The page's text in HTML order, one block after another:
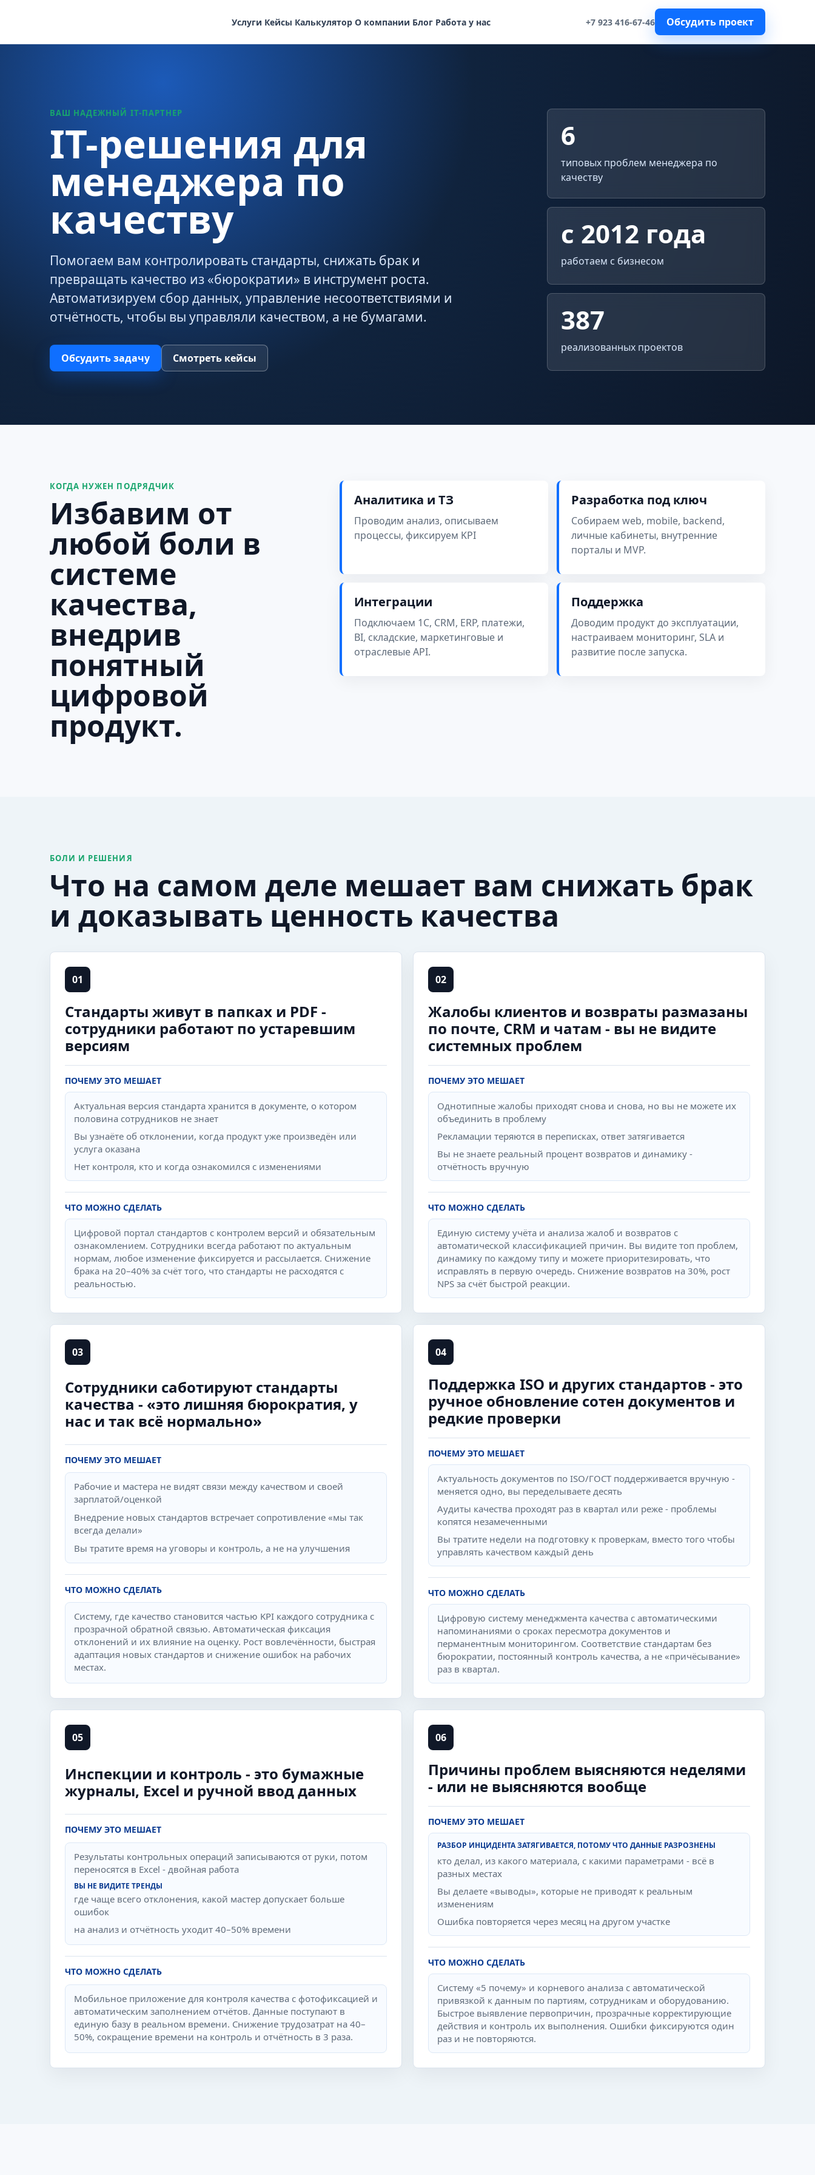
Услуги Кейсы Калькулятор О компании Блог Работа у нас +7 923 416-67-46 Обсудить проект
ВАШ НАДЕЖНЫЙ IT-ПАРТНЕР
IT-решения для
менеджера по
качеству
Помогаем вам контролировать стандарты, снижать брак и
превращать качество из «бюрократии» в инструмент роста.
Автоматизируем сбор данных, управление несоответствиями и
отчётность, чтобы вы управляли качеством, а не бумагами.
Обсудить задачу Смотреть кейсы
6
типовых проблем менеджера по
качеству
с 2012 года
работаем с бизнесом
387
реализованных проектов
КОГДА НУЖЕН ПОДРЯДЧИК
Избавим от
любой боли в
системе
качества,
внедрив
понятный
цифровой
продукт.
Аналитика и ТЗ
Проводим анализ, описываем
процессы, фиксируем KPI
Разработка под ключ
Собираем web, mobile, backend,
личные кабинеты, внутренние
порталы и MVP.
Интеграции
Подключаем 1С, CRM, ERP, платежи,
BI, складские, маркетинговые и
отраслевые API.
Поддержка
Доводим продукт до эксплуатации,
настраиваем мониторинг, SLA и
развитие после запуска.
БОЛИ И РЕШЕНИЯ
Что на самом деле мешает вам снижать брак
и доказывать ценность качества
01
Стандарты живут в папках и PDF -
сотрудники работают по устаревшим
версиям
ПОЧЕМУ ЭТО МЕШАЕТ
Актуальная версия стандарта хранится в документе, о котором
половина сотрудников не знает
Вы узнаёте об отклонении, когда продукт уже произведён или
услуга оказана
Нет контроля, кто и когда ознакомился с изменениями
ЧТО МОЖНО СДЕЛАТЬ
Цифровой портал стандартов с контролем версий и обязательным
ознакомлением. Сотрудники всегда работают по актуальным
нормам, любое изменение фиксируется и рассылается. Снижение
брака на 20–40% за счёт того, что стандарты не расходятся с
реальностью.
02
Жалобы клиентов и возвраты размазаны
по почте, CRM и чатам - вы не видите
системных проблем
ПОЧЕМУ ЭТО МЕШАЕТ
Однотипные жалобы приходят снова и снова, но вы не можете их
объединить в проблему
Рекламации теряются в переписках, ответ затягивается
Вы не знаете реальный процент возвратов и динамику -
отчётность вручную
ЧТО МОЖНО СДЕЛАТЬ
Единую систему учёта и анализа жалоб и возвратов с
автоматической классификацией причин. Вы видите топ проблем,
динамику по каждому типу и можете приоритезировать, что
исправлять в первую очередь. Снижение возвратов на 30%, рост
NPS за счёт быстрой реакции.
03
Сотрудники саботируют стандарты
качества - «это лишняя бюрократия, у
нас и так всё нормально»
ПОЧЕМУ ЭТО МЕШАЕТ
Рабочие и мастера не видят связи между качеством и своей
зарплатой/оценкой
Внедрение новых стандартов встречает сопротивление «мы так
всегда делали»
Вы тратите время на уговоры и контроль, а не на улучшения
ЧТО МОЖНО СДЕЛАТЬ
Систему, где качество становится частью KPI каждого сотрудника с
прозрачной обратной связью. Автоматическая фиксация
отклонений и их влияние на оценку. Рост вовлечённости, быстрая
адаптация новых стандартов и снижение ошибок на рабочих
местах.
04
Поддержка ISO и других стандартов - это
ручное обновление сотен документов и
редкие проверки
ПОЧЕМУ ЭТО МЕШАЕТ
Актуальность документов по ISO/ГОСТ поддерживается вручную -
меняется одно, вы переделываете десять
Аудиты качества проходят раз в квартал или реже - проблемы
копятся незамеченными
Вы тратите недели на подготовку к проверкам, вместо того чтобы
управлять качеством каждый день
ЧТО МОЖНО СДЕЛАТЬ
Цифровую систему менеджмента качества с автоматическими
напоминаниями о сроках пересмотра документов и
перманентным мониторингом. Соответствие стандартам без
бюрократии, постоянный контроль качества, а не «причёсывание»
раз в квартал.
05
Инспекции и контроль - это бумажные
журналы, Excel и ручной ввод данных
ПОЧЕМУ ЭТО МЕШАЕТ
Результаты контрольных операций записываются от руки, потом
переносятся в Excel - двойная работа
ВЫ НЕ ВИДИТЕ ТРЕНДЫ
где чаще всего отклонения, какой мастер допускает больше
ошибок
на анализ и отчётность уходит 40–50% времени
ЧТО МОЖНО СДЕЛАТЬ
Мобильное приложение для контроля качества с фотофиксацией и
автоматическим заполнением отчётов. Данные поступают в
единую базу в реальном времени. Снижение трудозатрат на 40–
50%, сокращение времени на контроль и отчётность в 3 раза.
06
Причины проблем выясняются неделями
- или не выясняются вообще
ПОЧЕМУ ЭТО МЕШАЕТ
РАЗБОР ИНЦИДЕНТА ЗАТЯГИВАЕТСЯ, ПОТОМУ ЧТО ДАННЫЕ РАЗРОЗНЕНЫ
кто делал, из какого материала, с какими параметрами - всё в
разных местах
Вы делаете «выводы», которые не приводят к реальным
изменениям
Ошибка повторяется через месяц на другом участке
ЧТО МОЖНО СДЕЛАТЬ
Систему «5 почему» и корневого анализа с автоматической
привязкой к данным по партиям, сотрудникам и оборудованию.
Быстрое выявление первопричин, прозрачные корректирующие
действия и контроль их выполнения. Ошибки фиксируются один
раз и не повторяются.